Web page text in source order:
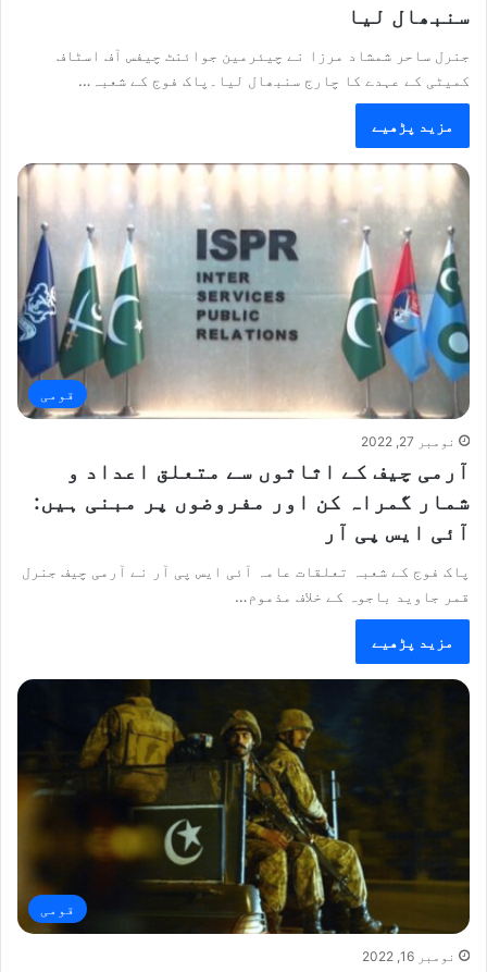
سنبھال لیا
جنرل ساحر شمشاد مرزا نے چیئرمین جوائنٹ چیفس آف اسٹاف
کمیٹی کے عہدے کا چارج سنبھال لیا۔پاک فوج کے شعبہ…
مزید پڑھیے
قومی
نومبر 27, 2022
آرمی چیف کے اثاثوں سے متعلق اعداد و
شمار گمراہ کن اور مفروضوں پر مبنی ہیں:
آئی ایس پی آر
پاک فوج کے شعبہ تعلقات عامہ آئی ایس پی آر نے آرمی چیف جنرل
قمر جاوید باجوہ کے خلاف مذموم…
مزید پڑھیے
قومی
نومبر 16, 2022